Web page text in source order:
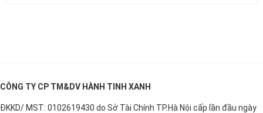
CÔNG TY CP TM&DV HÀNH TINH XANH
ĐKKD/ MST: 0102619430 do Sở Tài Chính TP.Hà Nội cấp lần đầu ngày